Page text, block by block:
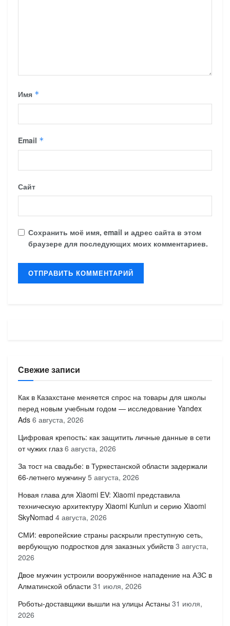
Имя *
Email *
Сайт
Сохранить моё имя, email и адрес сайта в этом
браузере для последующих моих комментариев.
Свежие записи
Как в Казахстане меняется спрос на товары для школы
перед новым учебным годом — исследование Yandex
Ads 6 августа, 2026
Цифровая крепость: как защитить личные данные в сети
от чужих глаз 6 августа, 2026
За тост на свадьбе: в Туркестанской области задержали
66-летнего мужчину 5 августа, 2026
Новая глава для Xiaomi EV: Xiaomi представила
техническую архитектуру Xiaomi Kunlun и серию Xiaomi
SkyNomad 4 августа, 2026
СМИ: европейские страны раскрыли преступную сеть,
вербующую подростков для заказных убийств 3 августа,
2026
Двое мужчин устроили вооружённое нападение на АЗС в
Алматинской области 31 июля, 2026
Роботы-доставщики вышли на улицы Астаны 31 июля,
2026